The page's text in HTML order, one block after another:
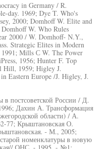
in Germany / R.
day. 1969; Dye T. Who's
2000; Domhoff W. Elite and
W. Who Rules
2000 / W. Domhoff- N.Y.,
Strategic Elites in Modern
Mills С W. The Power
1956; Hunter F. Top
Hill, 1959; Higley J.
Eastern Europe /J. Higley, J.
постсоветской России / Д.
Дахин А. Трансформация
области) / А.
77; Крыштановская О.
- М., 2005;
номенклатуры в новую